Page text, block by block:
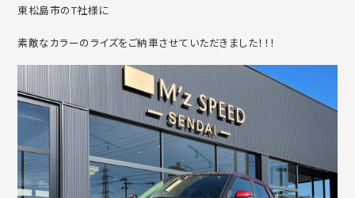
東松島市のT社様に
素敵なカラーのライズをご納車させていただきました！！！